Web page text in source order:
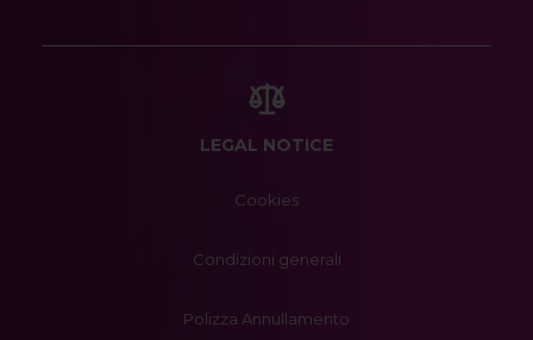
LEGAL NOTICE
Cookies
Condizioni generali
Polizza Annullamento